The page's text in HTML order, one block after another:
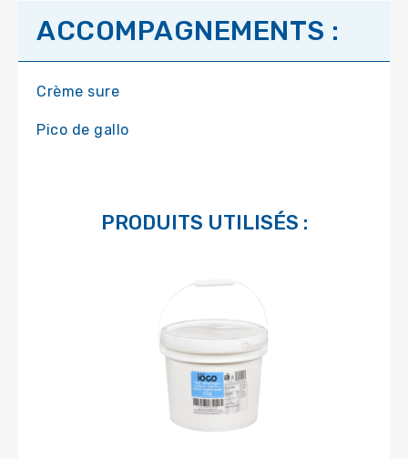
ACCOMPAGNEMENTS :
Crème sure
Pico de gallo
PRODUITS UTILISÉS :